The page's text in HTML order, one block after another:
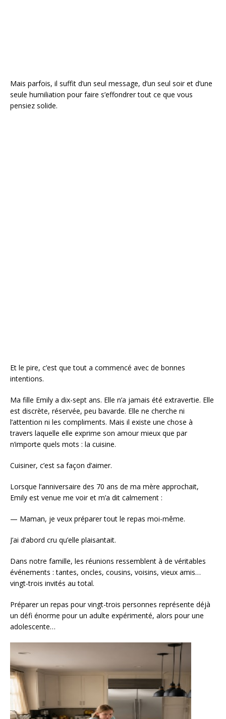
Mais parfois, il suffit d’un seul message, d’un seul soir et d’une
seule humiliation pour faire s’effondrer tout ce que vous
pensiez solide.
Et le pire, c’est que tout a commencé avec de bonnes
intentions.
Ma fille Emily a dix-sept ans. Elle n’a jamais été extravertie. Elle
est discrète, réservée, peu bavarde. Elle ne cherche ni
l’attention ni les compliments. Mais il existe une chose à
travers laquelle elle exprime son amour mieux que par
n’importe quels mots : la cuisine.
Cuisiner, c’est sa façon d’aimer.
Lorsque l’anniversaire des 70 ans de ma mère approchait,
Emily est venue me voir et m’a dit calmement :
— Maman, je veux préparer tout le repas moi-même.
J’ai d’abord cru qu’elle plaisantait.
Dans notre famille, les réunions ressemblent à de véritables
événements : tantes, oncles, cousins, voisins, vieux amis…
vingt-trois invités au total.
Préparer un repas pour vingt-trois personnes représente déjà
un défi énorme pour un adulte expérimenté, alors pour une
adolescente…